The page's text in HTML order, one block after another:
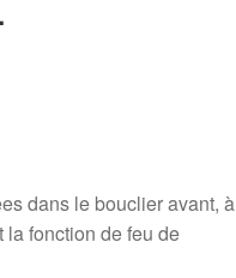
dans le bouclier avant, à
fonction de feu de